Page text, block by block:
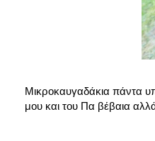
Μικροκαυγαδάκια πάντα
μου και του Πα βέβαια